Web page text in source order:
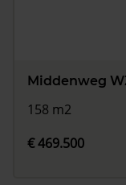
Middenweg
158 m2
€ 469.500